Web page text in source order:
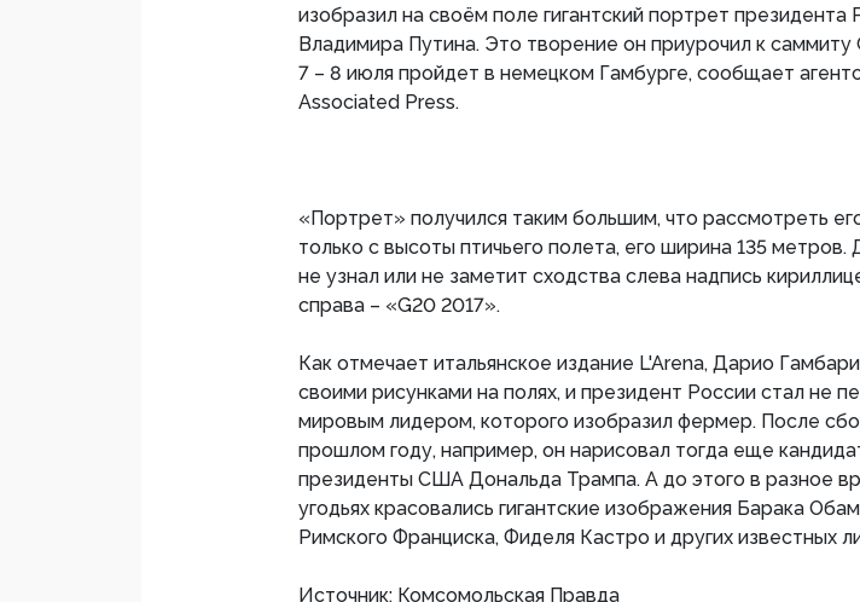
изобразил на своём поле гигантский портрет президента
Владимира Путина. Это творение он приурочил к саммиту
7 – 8 июля пройдет в немецком Гамбурге, сообщает
Associated Press.
«Портрет» получился таким большим, что рассмотреть
только с высоты птичьего полета, его ширина 135 метров.
не узнал или не заметит сходства слева надпись
справа – «G20 2017».
Как отмечает итальянское издание L'Arena, Дарио
своими рисунками на полях, и президент России стал не
мировым лидером, которого изобразил фермер. После
прошлом году, например, он нарисовал тогда еще
президенты США Дональда Трампа. А до этого в разное
угодьях красовались гигантские изображения Барака
Римского Франциска, Фиделя Кастро и других известных
Источник: Комсомольская Правда